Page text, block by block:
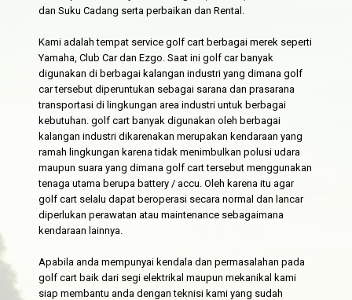
dan Suku Cadang serta perbaikan dan Rental.
Kami adalah tempat service golf cart berbagai merek seperti
Yamaha, Club Car dan Ezgo. Saat ini golf car banyak
digunakan di berbagai kalangan industri yang dimana golf
car tersebut diperuntukan sebagai sarana dan prasarana
transportasi di lingkungan area industri untuk berbagai
kebutuhan. golf cart banyak digunakan oleh berbagai
kalangan industri dikarenakan merupakan kendaraan yang
ramah lingkungan karena tidak menimbulkan polusi udara
maupun suara yang dimana golf cart tersebut menggunakan
tenaga utama berupa battery / accu. Oleh karena itu agar
golf cart selalu dapat beroperasi secara normal dan lancar
diperlukan perawatan atau maintenance sebagaimana
kendaraan lainnya.
Apabila anda mempunyai kendala dan permasalahan pada
golf cart baik dari segi elektrikal maupun mekanikal kami
siap membantu anda dengan teknisi kami yang sudah